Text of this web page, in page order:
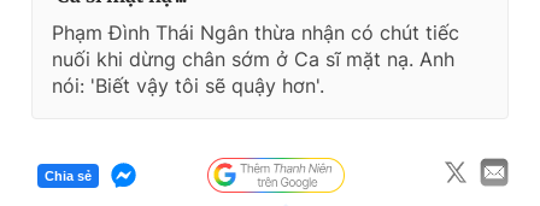
Phạm Đình Thái Ngân thừa nhận có chút tiếc
nuối khi dừng chân sớm ở Ca sĩ mặt nạ. Anh
nói: 'Biết vậy tôi sẽ quậy hơn'.
Chia sẻ